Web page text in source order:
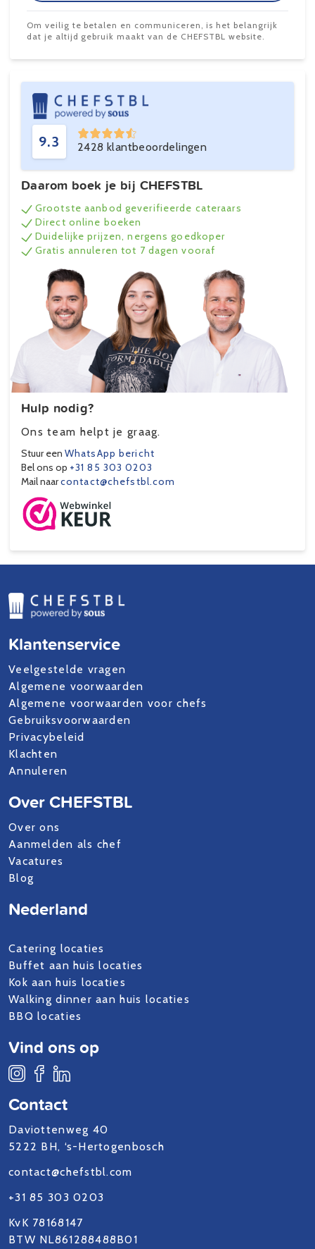
Om veilig te betalen en communiceren, is het belangrijk
dat je altijd gebruik maakt van de CHEFSTBL website.
9.3 2428 klantbeoordelingen
Daarom boek je bij CHEFSTBL
Grootste aanbod geverifieerde cateraars
Direct online boeken
Duidelijke prijzen, nergens goedkoper
Gratis annuleren tot 7 dagen vooraf
Hulp nodig?
Ons team helpt je graag.
Stuur een WhatsApp bericht
Bel ons op +31 85 303 0203
Mail naarcontact@chefstbl.com
Klantenservice
Veelgestelde vragen
Algemene voorwaarden
Algemene voorwaarden voor chefs
Gebruiksvoorwaarden
Privacybeleid
Klachten
Annuleren
Over CHEFSTBL
Over ons
Aanmelden als chef
Vacatures
Blog
Contact
Daviottenweg 40
5222 BH, ‘s-Hertogenbosch
contact@chefstbl.com
+31 85 303 0203
KvK 78168147
BTW NL861288488B01
Nederland
Catering locaties
Buffet aan huis locaties
Kok aan huis locaties
Walking dinner aan huis locaties
BBQ locaties
Vind ons op